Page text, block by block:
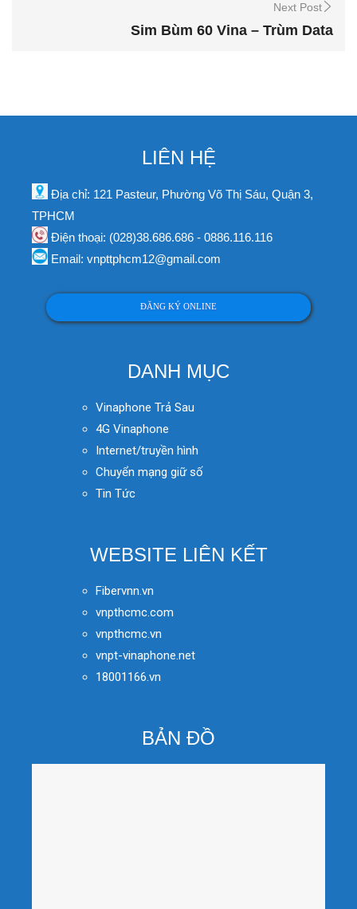
Next Post
Sim Bùm 60 Vina – Trùm Data
LIÊN HỆ
Địa chỉ: 121 Pasteur, Phường Võ Thị Sáu, Quận 3,
TPHCM
Điện thoại: (028)38.686.686 - 0886.116.116
Email: vnpttphcm12@gmail.com
ĐĂNG KÝ ONLINE
DANH MỤC
Vinaphone Trả Sau
4G Vinaphone
Internet/truyền hình
Chuyển mạng giữ số
Tin Tức
WEBSITE LIÊN KẾT
Fibervnn.vn
vnpthcmc.com
vnpthcmc.vn
vnpt-vinaphone.net
18001166.vn
BẢN ĐỒ